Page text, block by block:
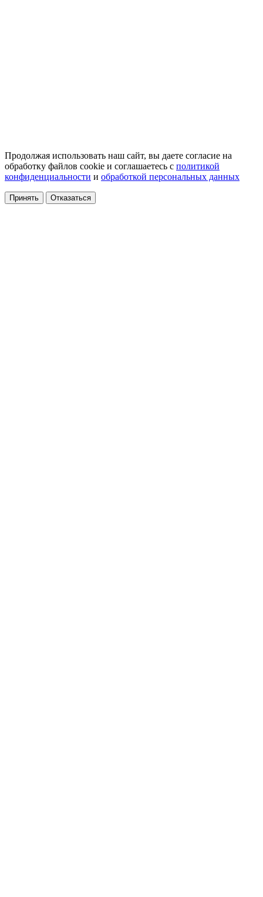
Продолжая использовать наш сайт, вы даете согласие на
обработку файлов cookie и соглашаетесь с политикой
конфиденциальности и обработкой персональных данных
Принять Отказаться